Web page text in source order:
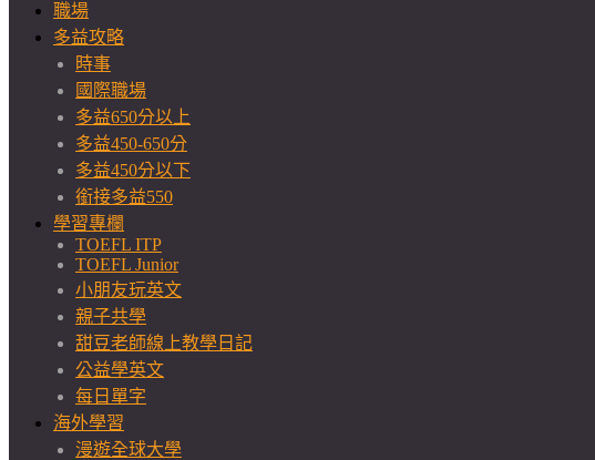
職場
多益攻略
時事
國際職場
多益650分以上
多益450-650分
多益450分以下
銜接多益550
學習專欄
TOEFL ITP
TOEFL Junior
小朋友玩英文
親子共學
甜豆老師線上教學日記
公益學英文
每日單字
海外學習
漫遊全球大學